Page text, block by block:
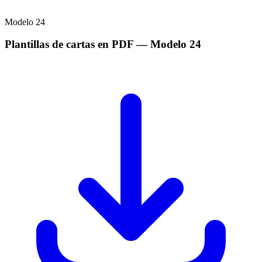
Modelo 24
Plantillas de cartas en PDF— Modelo 24